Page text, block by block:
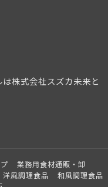
株式会社スズカ未来と
業務用食材通販・卸
洋風調理食品
和風調理食品